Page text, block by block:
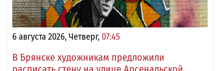
6 августа 2026, Четверг, 07:45
В Брянске художникам предложили